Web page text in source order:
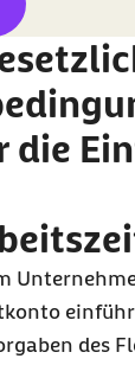
die
des